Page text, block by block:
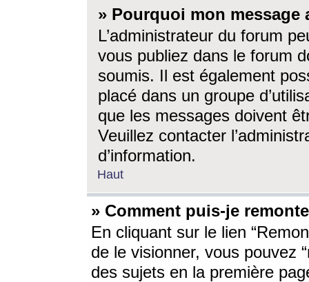
» Pourquoi mon message
L’administrateur du forum
vous publiez dans le forum
soumis. Il est également
placé dans un groupe
que les messages doivent
Veuillez contacter
d’information.
Haut
» Comment puis-je
En cliquant sur le lien
de le visionner, vous pouvez
des sujets en la première